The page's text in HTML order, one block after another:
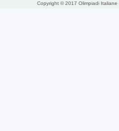
Copyright © 2017 Olimpiadi Italiane